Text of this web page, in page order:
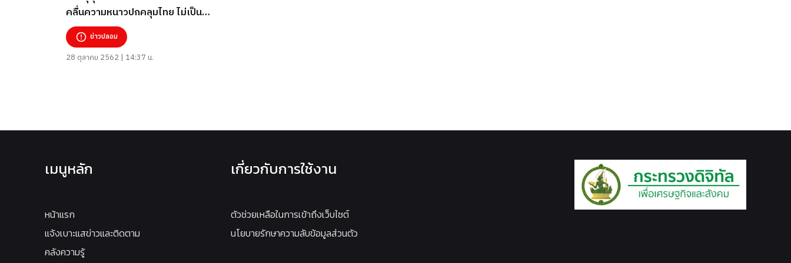
คลื่นความหนาวปกคลุมไทย ไม่เป็น
ความจริง
ข่าวปลอม
28 ตุลาคม 2562 | 14:37 น.
เมนูหลัก
หน้าแรก
แจ้งเบาะแสข่าวและติดตาม
คลังความรู้
เกี่ยวกับการใช้งาน
ตัวช่วยเหลือในการเข้าถึงเว็บไซต์
นโยบายรักษาความลับข้อมูลส่วนตัว